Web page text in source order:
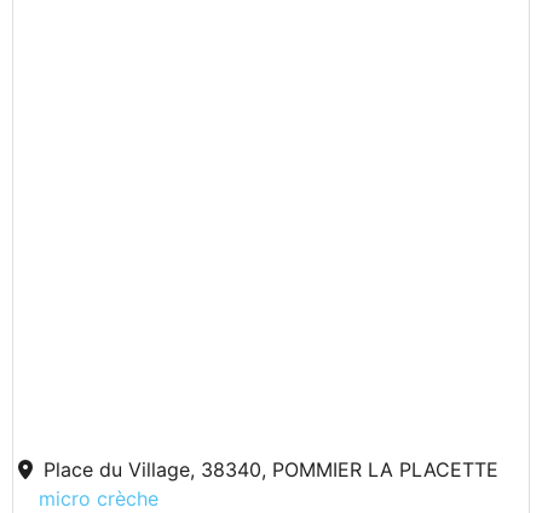
Place du Village, 38340, POMMIER LA PLACETTE
micro crèche